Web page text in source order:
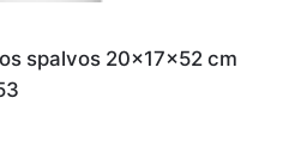
spalvos 20x17x52 cm